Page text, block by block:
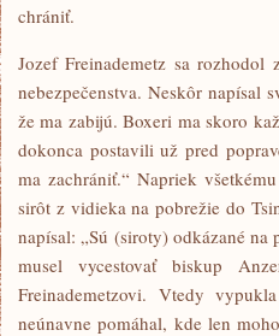
chrániť.
Jozef Freinademetz sa
nebezpečenstva. Neskôr napísal
že ma zabijú. Boxeri ma skoro
dokonca postavili už pred
ma zachrániť.“ Napriek
sirôt z vidieka na pobrežie do
napísal: „Sú (siroty) odkázané
musel vycestovať biskup
Freinademetzovi. Vtedy
neúnavne pomáhal, kde len